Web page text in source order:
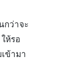
กว่าจะ
ห้รอ
ข้ามา